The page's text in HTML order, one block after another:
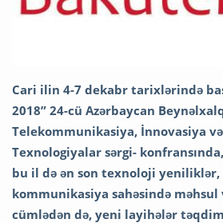
Cari ilin 4-7 dekabr tarixlərində
2018” 24-cü Azərbaycan
Telekommunikasiya, İnnovasiya
Texnologiyalar sərgi-
bu il də ən son texnoloji
kommunikasiya sahəsində
cümlədən də, yeni layihələr